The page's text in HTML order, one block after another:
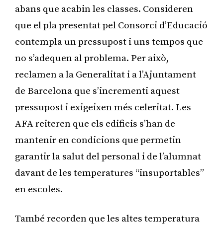
abans que acabin les classes. Consideren
que el pla presentat pel Consorci d’Educació
contempla un pressupost i uns tempos que
no s’adequen al problema. Per això,
reclamen a la Generalitat i a l’Ajuntament
de Barcelona que s’incrementi aquest
pressupost i exigeixen més celeritat. Les
AFA reiteren que els edificis s’han de
mantenir en condicions que permetin
garantir la salut del personal i de l’alumnat
davant de les temperatures “insuportables”
en escoles.
També recorden que les altes temperatura